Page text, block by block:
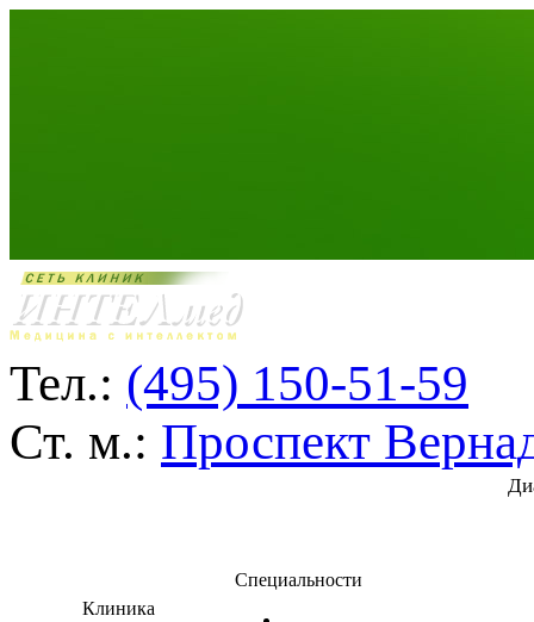
Тел.: (495) 150-51-59
Ст. м.: Проспект
Клиника
Специальности